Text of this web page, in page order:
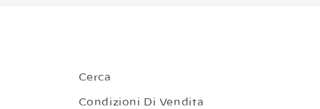
Cerca
Condizioni Di Vendita